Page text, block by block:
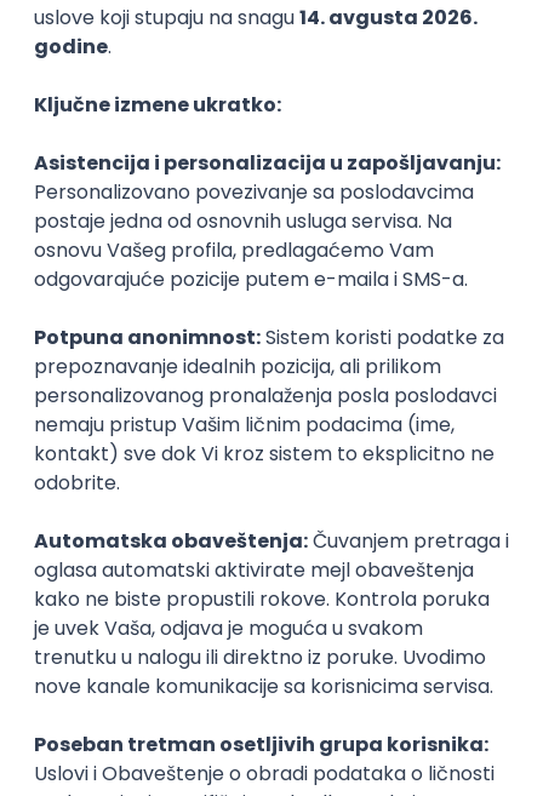
posao nešto čime zaista žele da se bave.
podcenio, vremenom sam, radeći kao konobar
stalno vruće i što gotovo nikada nemate vremena ni
za toalet, veoma je teško biti konstantno na nogama
12 sati dnevno. Takođe,ovaj posao zahteva i veliku
koncentraciju i dobru saradnju sa kolegama
koja moram priznati, nije uvek prisutna. Ukoliko
budete spremni i na takve situacije. Posao je dosta
dinamičan, zanimljiv i može da se zaradi lep novac.
Ako ste veliki gurman kao ja, ne sumnjam da ćete
uživati u ovom poslu, bez obzira na sve mane koje sa
sobom nosi. Odmah da vam kažem, morate da
budete veoma uporni
neuspehe, jer je upravo to ključ do uspeha–
objašnjava Marko.
Prema podacima sa sajta Ginisove knjige rekorda,
najveća pica na svetu iznosila je 1.300 kvadratnih
metara, a za pripremu iste, potrošeno je više od 6
tona testa, više od 2 tone slatkog sosa, skoro 4 tone
sira i oko 630.000 komadića kobasice.